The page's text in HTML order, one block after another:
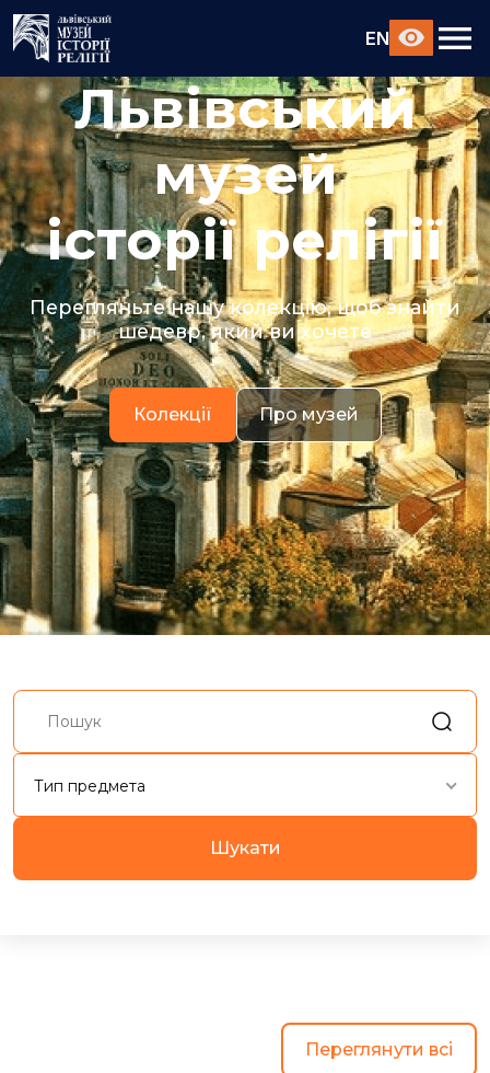
EN
Львівський
музей
історії релігії
Перегляньте нашу колекцію, щоб знайти
шедевр, який ви хочете
Колекції Про музей
Тип предмета
Шукати
Переглянути всі